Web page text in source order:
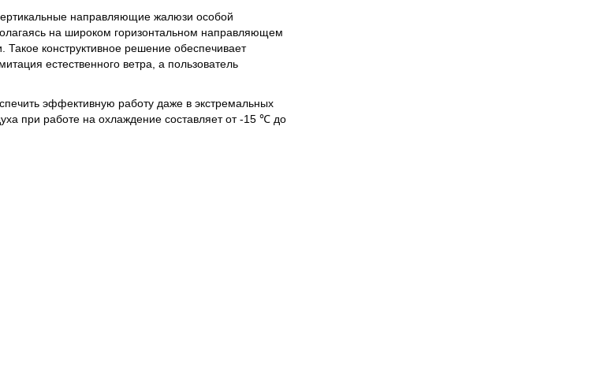
направляющие жалюзи особой
на широком горизонтальном направляющем
конструктивное решение обеспечивает
естественного ветра, а пользователь
эффективную работу даже в экстремальных
при работе на охлаждение составляет от -15 ℃ до